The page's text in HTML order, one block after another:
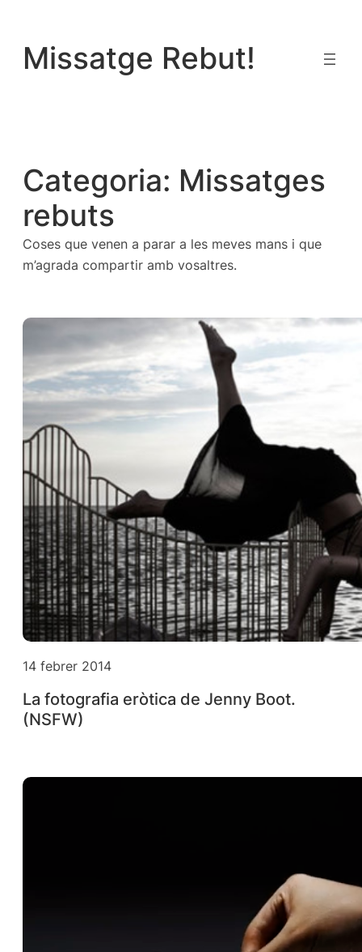
contingut
Missatge Rebut!
Categoria: Missatges
rebuts
Coses que venen a parar a les meves mans i que
m’agrada compartir amb vosaltres.
14 febrer 2014
La fotografia eròtica de Jenny Boot.
(NSFW)